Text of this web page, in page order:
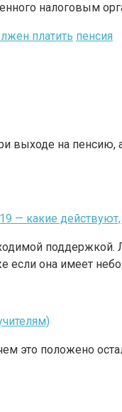
налоговым
платить пенсия
выходе на
— какие действуют,
если она имеет
это положено